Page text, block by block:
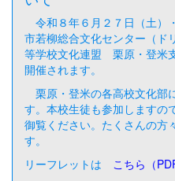
令和８年６月２７日（土）
市若柳総合文化センター（ド
等学校文化連盟 栗原・登米
開催されます。
栗原・登米の各高校文化部
す。本校生徒も参加しますの
御覧ください。たくさんの方
す。
リーフレットは こちら（